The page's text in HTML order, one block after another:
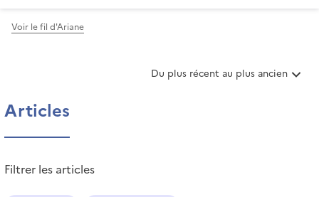
Voir le fil d'Ariane
T
Du plus récent au plus ancien
Articles
Filtrer les articles